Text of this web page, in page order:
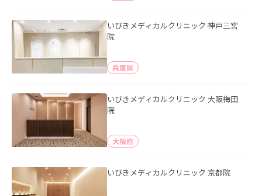
いびきメディカルクリニック 神戸三宮
院
兵庫県
いびきメディカルクリニック 大阪梅田
院
大阪府
いびきメディカルクリニック 京都院